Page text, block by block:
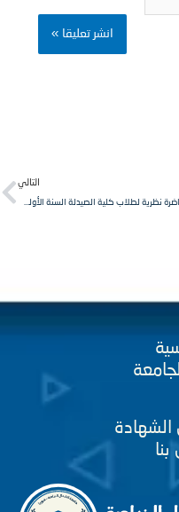
محاضرة نظرية لطلاب كلية الصيدلة السنة الأولى، مقرر لغة إنكليزية في جامعة الشمال الخاصة